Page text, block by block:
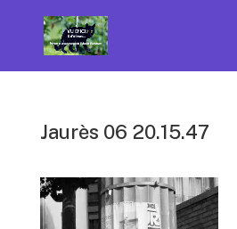
Jaurès 06 20.15.47